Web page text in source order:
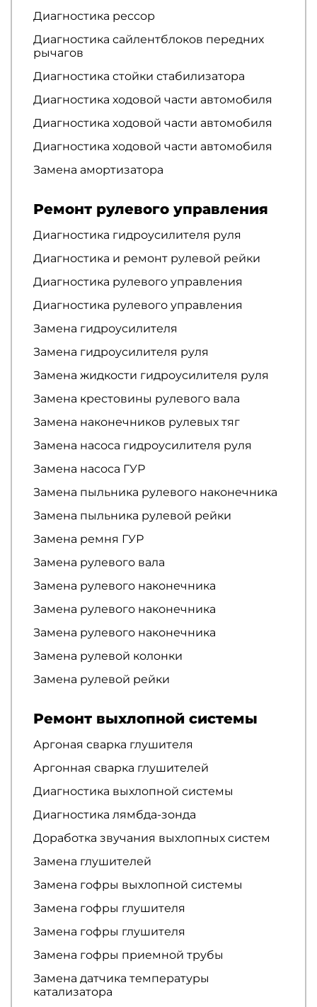
Диагностика рессор
Диагностика сайлентблоков передних
рычагов
Диагностика стойки стабилизатора
Диагностика ходовой части автомобиля
Диагностика ходовой части автомобиля
Диагностика ходовой части автомобиля
Замена амортизатора
Ремонт рулевого управления
Диагностика гидроусилителя руля
Диагностика и ремонт рулевой рейки
Диагностика рулевого управления
Диагностика рулевого управления
Замена гидроусилителя
Замена гидроусилителя руля
Замена жидкости гидроусилителя руля
Замена крестовины рулевого вала
Замена наконечников рулевых тяг
Замена насоса гидроусилителя руля
Замена насоса ГУР
Замена пыльника рулевого наконечника
Замена пыльника рулевой рейки
Замена ремня ГУР
Замена рулевого вала
Замена рулевого наконечника
Замена рулевого наконечника
Замена рулевого наконечника
Замена рулевой колонки
Замена рулевой рейки
Ремонт выхлопной системы
Аргоная сварка глушителя
Аргонная сварка глушителей
Диагностика выхлопной системы
Диагностика лямбда-зонда
Доработка звучания выхлопных систем
Замена глушителей
Замена гофры выхлопной системы
Замена гофры глушителя
Замена гофры глушителя
Замена гофры приемной трубы
Замена датчика температуры
катализатора